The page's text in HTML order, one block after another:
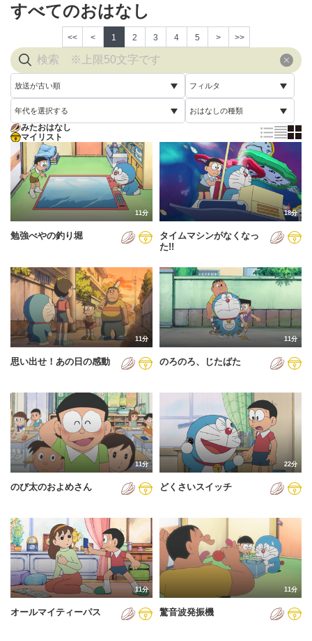
すべてのおはなし
<< < 1 2 3 4 5 > >>
放送が古い順
放送が古い順
放送が新しい順
配信が古い順
配信が新しい順
あいうえお順(降順)
動画が長い順
動画が短い順
フィルタ
すべて
未視聴
年代を選択する
すべて
2005年
2006年
2007年
2008年
2011年
2012年
2013年
2014年
2015年
2016年
2017年
2019年
2020年
2021年
2022年
おはなしの種類
通常回
誕生日スペシャル
みたおはなし
マイリスト
11分
勉強べやの釣り堀
18分
タイムマシンがなくなっ
た!!
11分
思い出せ！あの日の感動
11分
のろのろ、じたばた
11分
のび太のおよめさん
22分
どくさいスイッチ
11分
オールマイティーパス
11分
驚音波発振機